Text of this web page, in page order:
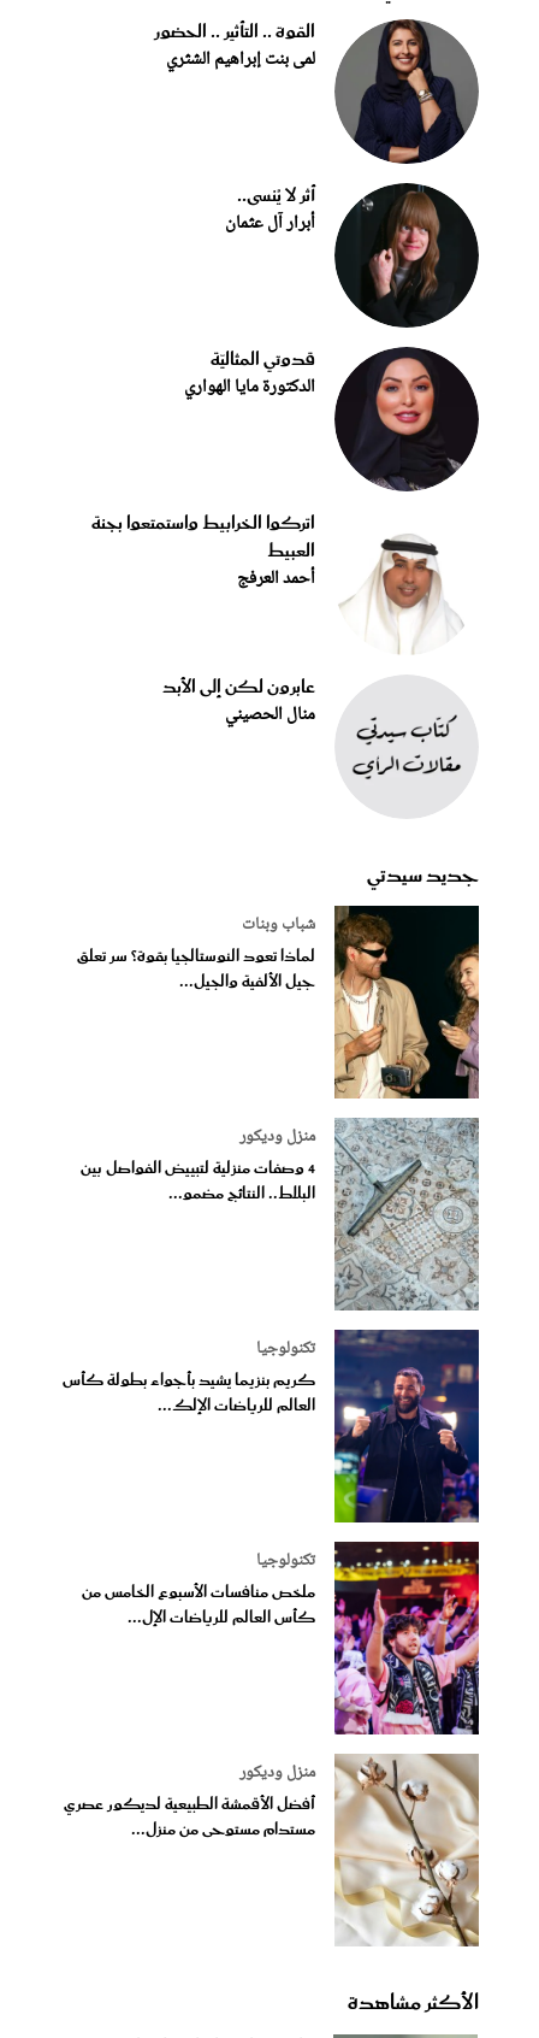
القوة .. التأثير .. الحضور
لمى بنت إبراهيم الشثري
أثر لا يُنسى..
أبرار آل عثمان
قدوتي المثاليّة
الدكتورة مايا الهواري
اتركوا الخرابيط واستمتعوا بجنة
العبيط
أحمد العرفج
عابرون لكن إلى الأبد
منال الحصيني
جديد سيدتي
شباب وبنات
لماذا تعود النوستالجيا بقوة؟ سر تعلق
جيل الألفية والجيل...
منزل وديكور
4 وصفات منزلية لتبييض الفواصل بين
البلاط.. النتائج مضمو...
تكنولوجيا
كريم بنزيما يشيد بأجواء بطولة كأس
العالم للرياضات الإلك...
تكنولوجيا
ملخص منافسات الأسبوع الخامس من
كأس العالم للرياضات الإل...
منزل وديكور
أفضل الأقمشة الطبيعية لديكور عصري
مستدام مستوحى من منزل...
الأكثر مشاهدة